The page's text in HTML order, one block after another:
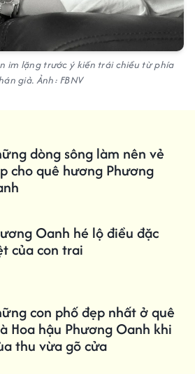
im lặng trước ý kiến trái chiều từ phía
giả. Ảnh: FBNV
dòng sông làm nên vẻ
cho quê hương Phương
Oanh hé lộ điều đặc
của con trai
con phố đẹp nhất ở quê
Hoa hậu Phương Oanh khi
thu vừa gõ cửa